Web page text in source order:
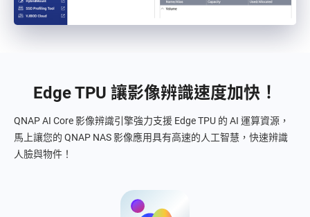
Edge TPU 讓影像辨識速度加快！
QNAP AI Core 影像辨識引擎強力支援 Edge TPU 的 AI 運算資源，
馬上讓您的 QNAP NAS 影像應用具有高速的人工智慧，快速辨識
人臉與物件！